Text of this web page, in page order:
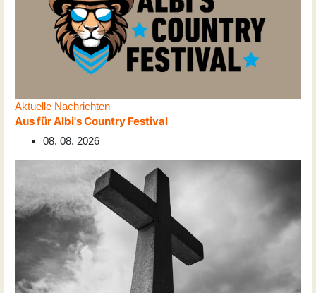
Aktuelle Nachrichten
Aus für Albi's Country Festival
08. 08. 2026